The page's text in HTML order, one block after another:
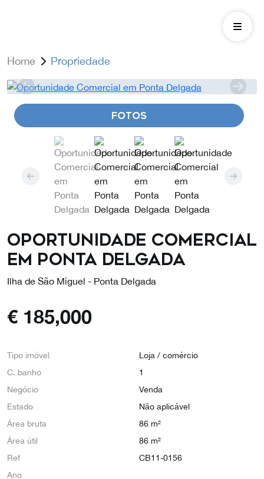
Home Propriedade
FOTOS
Oportunidade Comercial
em Ponta Delgada
Ilha de São Miguel - Ponta Delgada
€ 185,000
Tipo imóvel
Loja / comércio
C. banho
1
Negócio
Venda
Estado
Não aplicável
Área bruta
86 m²
Área útil
86 m²
Ref
CB11-0156
Ano